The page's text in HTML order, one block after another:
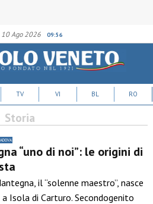
10 Ago 2026 09:56
TV VI BL RO
Storia
“uno di noi”: le origini di
il “solenne maestro”, nasce
Isola di Carturo. Secondogenito